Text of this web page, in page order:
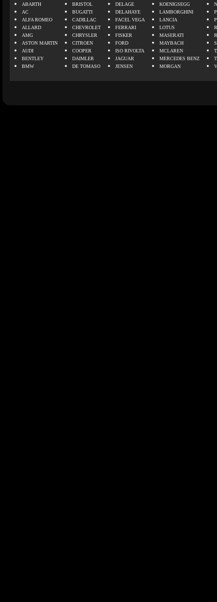
ABARTH
AC
ALFA ROMEO
ALLARD
AMG
ASTON MARTIN
AUDI
BENTLEY
BMW
BRISTOL
BUGATTI
CADILLAC
CHEVROLET
CHRYSLER
CITROEN
COOPER
DAIMLER
DE TOMASO
DELAGE
DELAHAYE
FACEL VEGA
FERRARI
FISKER
FORD
ISO RIVOLTA
JAGUAR
JENSEN
KOENIGSEGG
LAMBORGHINI
LANCIA
LOTUS
MASERATI
MAYBACH
MCLAREN
MERCEDES BENZ
MORGAN